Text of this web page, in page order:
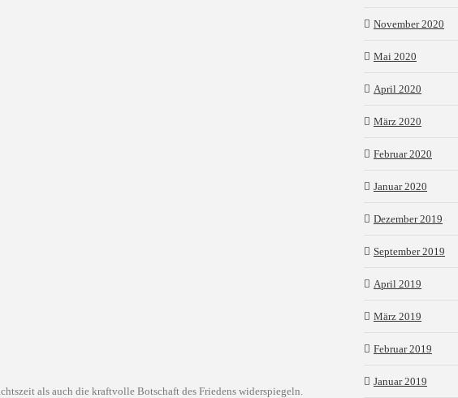
als auch die kraftvolle Botschaft des Friedens widerspiegeln.
November 2020
Mai 2020
April 2020
März 2020
Februar 2020
Januar 2020
Dezember 2019
September 2019
April 2019
März 2019
Februar 2019
Januar 2019